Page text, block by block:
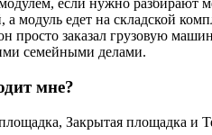
если нужно разбирают
модуль едет на складской
заказал грузовую
семейными делами.
мне?
Закрытая площадка и